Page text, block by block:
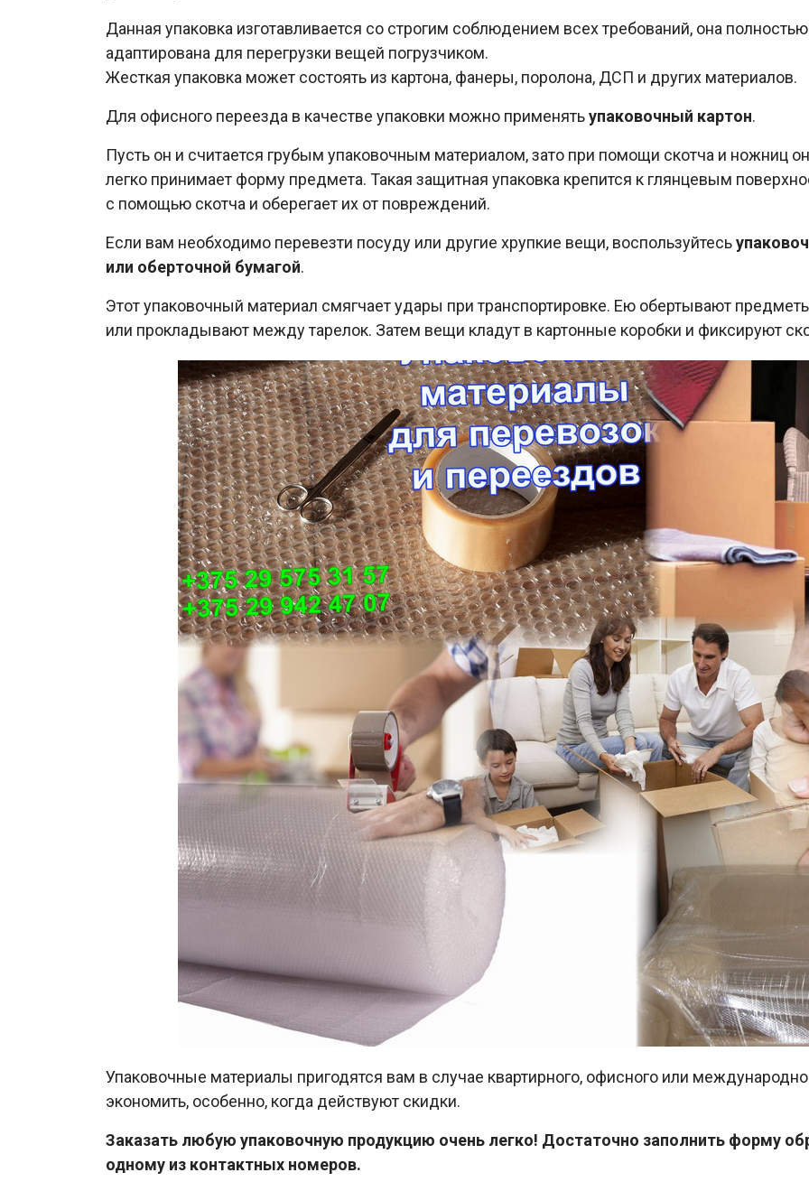
Данная упаковка изготавливается со строгим соблюдением всех требований, она полностью
адаптирована для перегрузки вещей погрузчиком.
Жесткая упаковка может состоять из картона, фанеры, поролона, ДСП и других материалов.
Для офисного переезда в качестве упаковки можно применятьупаковочный картон.
Пусть он и считается грубым упаковочным материалом, зато при помощи скотча и ножниц он
легко принимает форму предмета. Такая защитная упаковка крепится к глянцевым
с помощью скотча и оберегает их от повреждений.
Если вам необходимо перевезти посуду или другие хрупкие вещи, воспользуйтесь
или оберточной бумагой.
Этот упаковочный материал смягчает удары при транспортировке. Ею обертывают
или прокладывают между тарелок. Затем вещи кладут в картонные коробки и фиксируют
Упаковочные материалы пригодятся вам в случае квартирного, офисного или
экономить, особенно, когда действуют скидки.
Заказать любую упаковочную продукцию очень легко! Достаточно заполнить форму
одному из контактных номеров.